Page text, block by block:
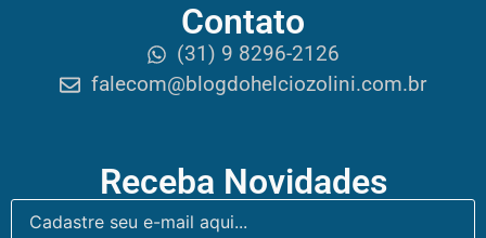
Contato
(31) 9 8296-2126
falecom@blogdohelciozolini.com.br
Receba Novidades